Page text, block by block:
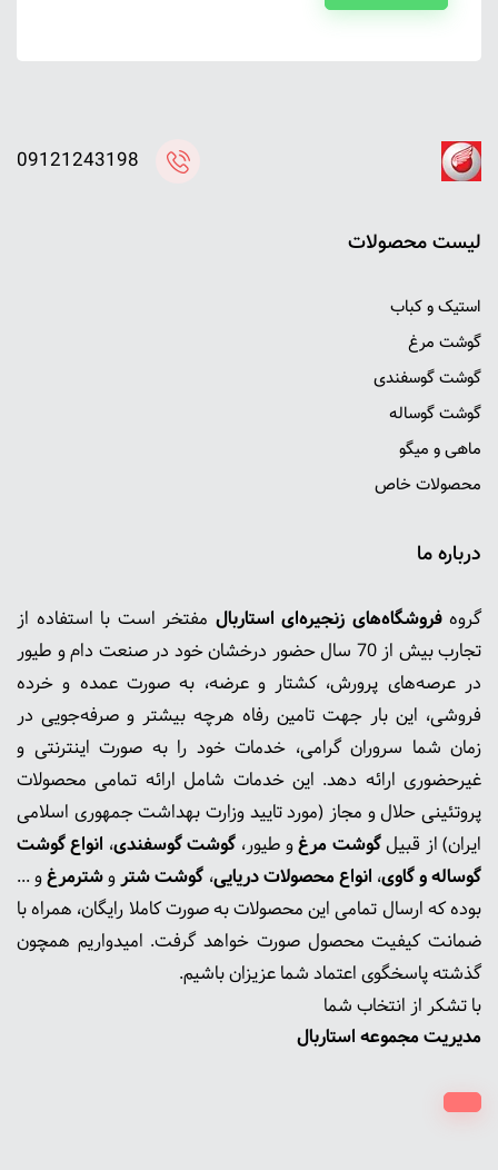
ليست محصولات
استیک و کباب
گوشت مرغ
گوشت گوسفندی
گوشت گوساله
ماهی و میگو
محصولات خاص
درباره ما
گروهفروشگاه‌های زنجیره‌ای استاربال مفتخر است با استفاده از
تجارب بیش از 70 سال حضور درخشان خود در صنعت دام و طیور
در عرصه‌های پرورش، کشتار و عرضه، به صورت عمده و خرده
فروشی، این بار جهت تامین رفاه هرچه بیشتر و صرفه‌جویی در
زمان شما سروران گرامی، خدمات خود را به صورت اینترنتی و
غیرحضوری ارائه دهد. این خدمات شامل ارائه تمامی محصولات
پروتئینی حلال و مجاز (مورد تایید وزارت بهداشت جمهوری اسلامی
ایران) از قبیلگوشت‌ مرغو طیور، گوشت گوسفندی، انواع گوشت
گوساله و گاوی، انواع محصولات دریایی، گوشت شتروشترمرغو ...
بوده که ارسال تمامی این محصولات به صورت کاملا رایگان، همراه با
ضمانت کیفیت محصول صورت خواهد گرفت. امیدواریم همچون
گذشته پاسخگوی اعتماد شما عزیزان باشیم.
با تشکر از انتخاب شما
مدیریت مجموعه استاربال